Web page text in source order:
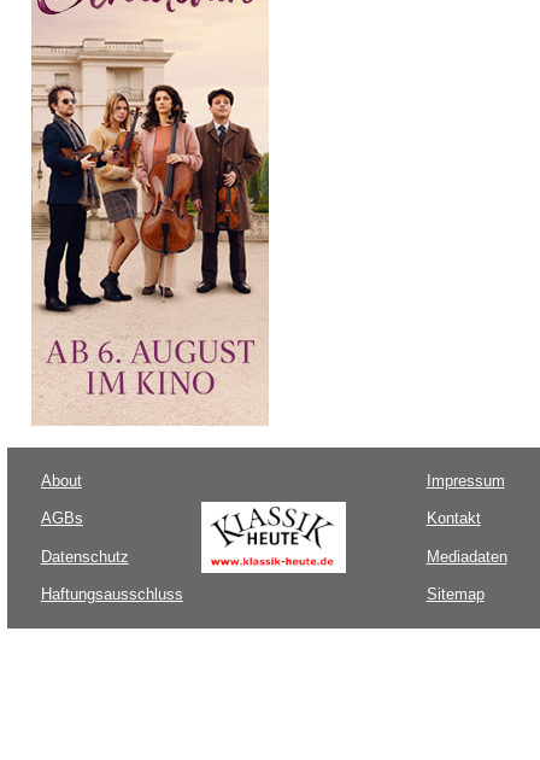
About
AGBs
Datenschutz
Haftungsausschluss
Impressum
Kontakt
Mediadaten
Sitemap